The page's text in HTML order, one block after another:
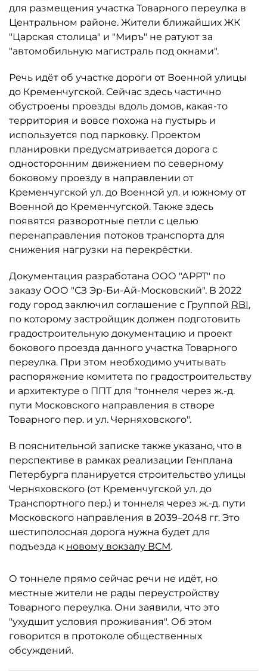
для размещения участка Товарного переулка в
Центральном районе. Жители ближайших ЖК
"Царская столица" и "Миръ" не ратуют за
"автомобильную магистраль под окнами".
Речь идёт об участке дороги от Военной улицы
до Кременчугской. Сейчас здесь частично
обустроены проезды вдоль домов, какая-то
территория и вовсе похожа на пустырь и
используется под парковку. Проектом
планировки предусматривается дорога с
односторонним движением по северному
боковому проезду в направлении от
Кременчугской ул. до Военной ул. и южному от
Военной до Кременчугской. Также здесь
появятся разворотные петли с целью
перенаправления потоков транспорта для
снижения нагрузки на перекрёстки.
Документация разработана ООО "АРРТ" по
заказу ООО "СЗ Эр-Би-Ай-Московский". В 2022
году город заключил соглашение с Группой RBI,
по которому застройщик должен подготовить
градостроительную документацию и проект
бокового проезда данного участка Товарного
переулка. При этом необходимо учитывать
распоряжение комитета по градостроительству
и архитектуре о ППТ для "тоннеля через ж.-д.
пути Московского направления в створе
Товарного пер. и ул. Черняховского".
В пояснительной записке также указано, что в
перспективе в рамках реализации Генплана
Петербурга планируется строительство улицы
Черняховского (от Кременчугской ул. до
Транспортного пер.) и тоннеля через ж.-д. пути
Московского направления в 2039–2048 гг. Это
шестиполосная дорога нужна будет для
подъезда к новому вокзалу ВСМ.
О тоннеле прямо сейчас речи не идёт, но
местные жители не рады переустройству
Товарного переулка. Они заявили, что это
"ухудшит условия проживания". Об этом
говорится в протоколе общественных
обсуждений.